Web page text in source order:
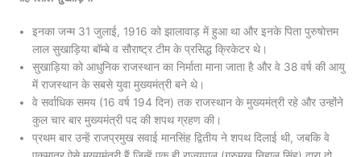
इनका जन्म 31 जुलाई, 1916 को झालावाड़ में हुआ था और इनके पिता पुरुषोत्तम
लाल सुखाड़िया बॉम्बे व सौराष्ट्र टीम के प्रसिद्ध क्रिकेटर थे।
सुखाड़िया को आधुनिक राजस्थान का निर्माता माना जाता है और वे 38 वर्ष की आयु
में राजस्थान के सबसे युवा मुख्यमंत्री बने थे।
वे सर्वाधिक समय (16 वर्ष 194 दिन) तक राजस्थान के मुख्यमंत्री रहे और उन्होंने
कुल चार बार मुख्यमंत्री पद की शपथ ग्रहण की।
प्रथम बार उन्हें राजप्रमुख सवाई मानसिंह द्वितीय ने शपथ दिलाई थी, जबकि वे